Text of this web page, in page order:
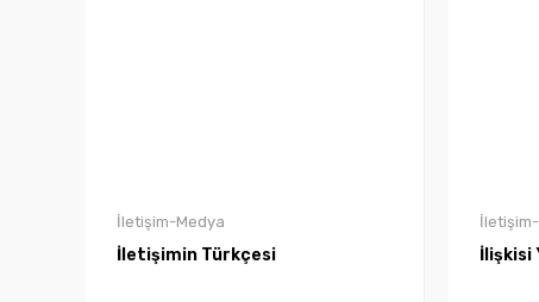
İletişim-Medya
İletişimin Türkçesi İlişkisi